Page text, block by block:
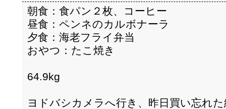
朝食：食パン２枚、コーヒー
昼食：ペンネのカルボナーラ
夕食：海老フライ弁当
おやつ：たこ焼き
64.9kg
ヨドバシカメラへ行き、昨日買い忘れ